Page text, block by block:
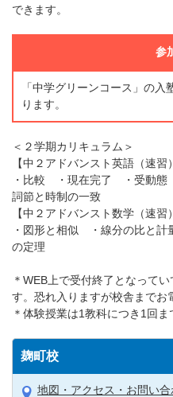
できます。
参
「中学グリーンコース」の
ります。
＜２学期カリキュラム＞
【中２アドバンスト英語（速習
・比較 ・現在完了 ・受動
詞節と時制の一致
【中２アドバンスト数学（速習
・図形と相似 ・線分の比と
の定理
＊WEB上で受付終了となって
す。恐れ入りますが校舎までお
＊体験授業は1教科につき1回ま
麹町校
地図・アクセス・お問い合